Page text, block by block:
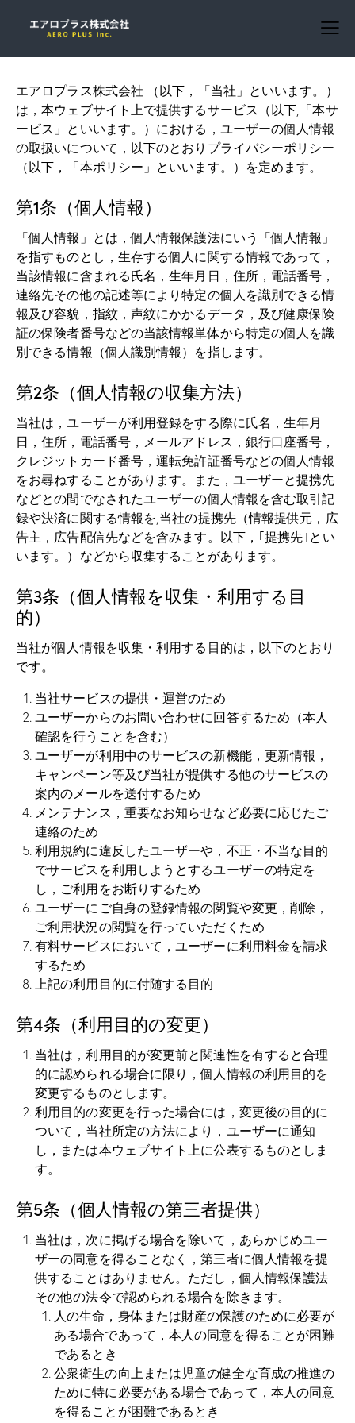
エアロプラス株式会社 （以下，「当社」といいます。）
は，本ウェブサイト上で提供するサービス（以下,「本サ
ービス」といいます。）における，ユーザーの個人情報
の取扱いについて，以下のとおりプライバシーポリシー
（以下，「本ポリシー」といいます。）を定めます。
第1条（個人情報）
「個人情報」とは，個人情報保護法にいう「個人情報」
を指すものとし，生存する個人に関する情報であって，
当該情報に含まれる氏名，生年月日，住所，電話番号，
連絡先その他の記述等により特定の個人を識別できる情
報及び容貌，指紋，声紋にかかるデータ，及び健康保険
証の保険者番号などの当該情報単体から特定の個人を識
別できる情報（個人識別情報）を指します。
第2条（個人情報の収集方法）
当社は，ユーザーが利用登録をする際に氏名，生年月
日，住所，電話番号，メールアドレス，銀行口座番号，
クレジットカード番号，運転免許証番号などの個人情報
をお尋ねすることがあります。また，ユーザーと提携先
などとの間でなされたユーザーの個人情報を含む取引記
録や決済に関する情報を,当社の提携先（情報提供元，広
告主，広告配信先などを含みます。以下，｢提携先｣とい
います。）などから収集することがあります。
第3条（個人情報を収集・利用する目
的）
当社が個人情報を収集・利用する目的は，以下のとおり
です。
当社サービスの提供・運営のため
ユーザーからのお問い合わせに回答するため（本人
確認を行うことを含む）
ユーザーが利用中のサービスの新機能，更新情報，
キャンペーン等及び当社が提供する他のサービスの
案内のメールを送付するため
メンテナンス，重要なお知らせなど必要に応じたご
連絡のため
利用規約に違反したユーザーや，不正・不当な目的
でサービスを利用しようとするユーザーの特定を
し，ご利用をお断りするため
ユーザーにご自身の登録情報の閲覧や変更，削除，
ご利用状況の閲覧を行っていただくため
有料サービスにおいて，ユーザーに利用料金を請求
するため
上記の利用目的に付随する目的
第4条（利用目的の変更）
当社は，利用目的が変更前と関連性を有すると合理
的に認められる場合に限り，個人情報の利用目的を
変更するものとします。
利用目的の変更を行った場合には，変更後の目的に
ついて，当社所定の方法により，ユーザーに通知
し，または本ウェブサイト上に公表するものとしま
す。
第5条（個人情報の第三者提供）
当社は，次に掲げる場合を除いて，あらかじめユー
ザーの同意を得ることなく，第三者に個人情報を提
供することはありません。ただし，個人情報保護法
その他の法令で認められる場合を除きます。
人の生命，身体または財産の保護のために必要が
ある場合であって，本人の同意を得ることが困難
であるとき
公衆衛生の向上または児童の健全な育成の推進の
ために特に必要がある場合であって，本人の同意
を得ることが困難であるとき